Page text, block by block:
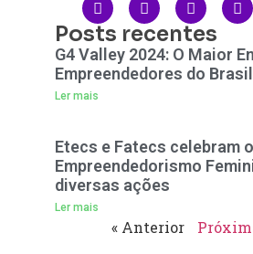
Posts recentes
G4 Valley 2024: O Maior
Empreendedores do Brasil
Ler mais
Etecs e Fatecs celebram
Empreendedorismo
diversas ações
Ler mais
« Anterior